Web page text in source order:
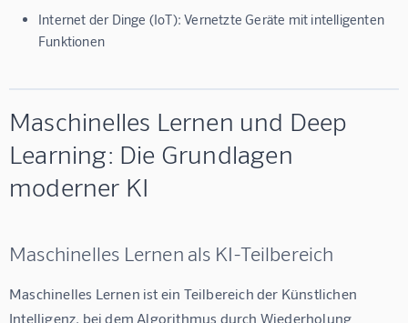
Internet der Dinge (IoT): Vernetzte Geräte mit intelligenten
Funktionen
Maschinelles Lernen und Deep
Learning: Die Grundlagen
moderner KI
Maschinelles Lernen als KI-Teilbereich
Maschinelles Lernen ist ein Teilbereich der Künstlichen
Intelligenz, bei dem Algorithmus durch Wiederholung